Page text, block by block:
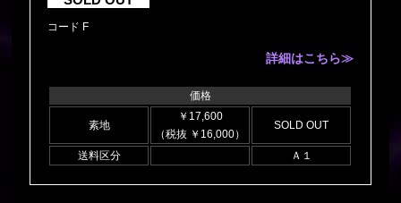
コード F
詳細はこちら≫
価格
素地
￥17,600
（税抜 ￥16,000）
SOLD OUT
送料区分 Ａ１